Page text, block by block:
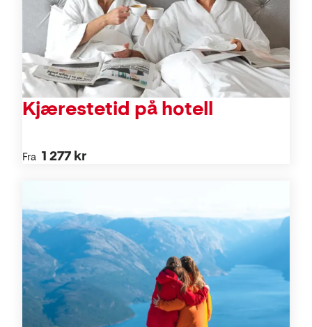
Kjærestetid på hotell
Fra 1 277 kr